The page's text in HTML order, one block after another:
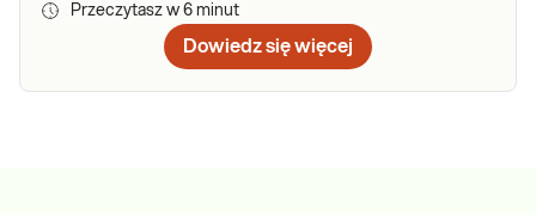
Przeczytasz w 6 minut
Dowiedz się więcej